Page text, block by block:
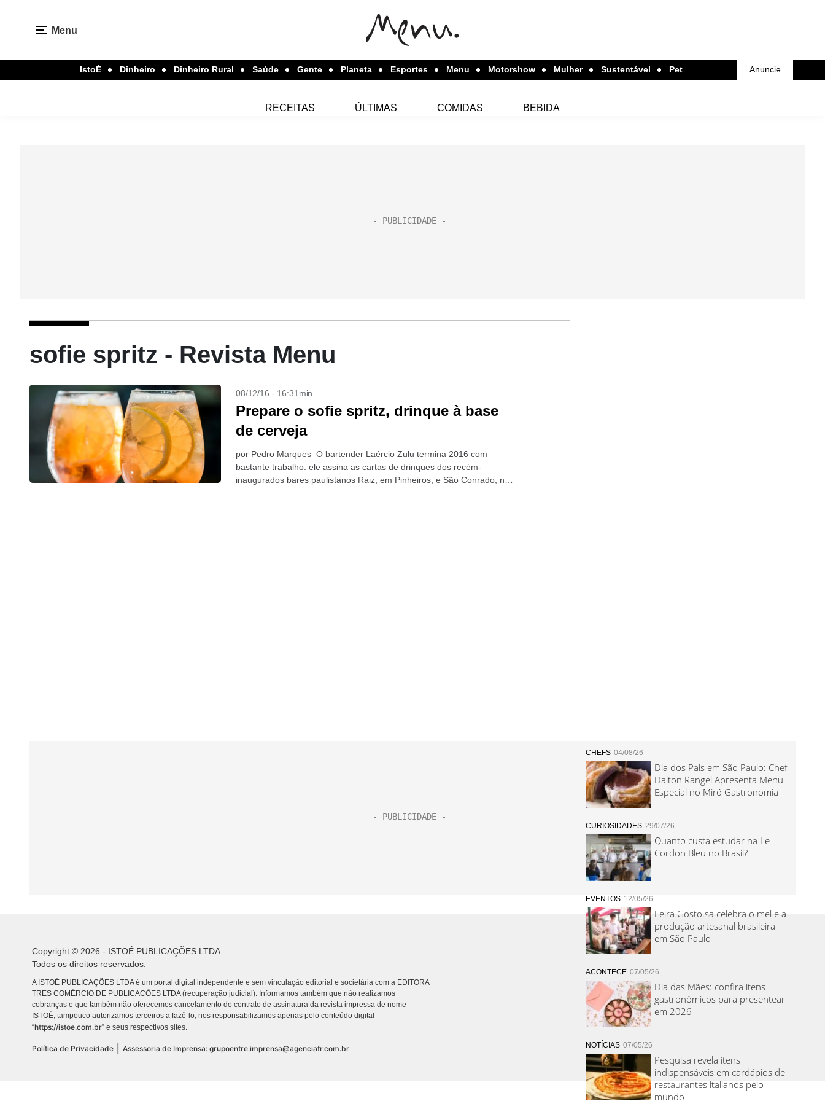
Menu
IstoÉ Dinheiro Dinheiro Rural Saúde Gente Planeta Esportes Menu Motorshow Mulher Sustentável Pet Anuncie
RECEITAS ÚLTIMAS COMIDAS BEBIDA
sofie spritz - Revista Menu
08/12/16 - 16:31min
Prepare o sofie spritz, drinque à base
de cerveja
por Pedro Marques O bartender Laércio Zulu termina 2016 com
bastante trabalho: ele assina as cartas de drinques dos recém-
inaugurados bares paulistanos Raiz, em Pinheiros, e São Conrado, na
CHEFS 04/08/26
Dia dos Pais em São Paulo: Chef
Dalton Rangel Apresenta Menu
Especial no Miró Gastronomia
CURIOSIDADES 29/07/26
Quanto custa estudar na Le
Cordon Bleu no Brasil?
EVENTOS 12/05/26
Feira Gosto.sa celebra o mel e a
produção artesanal brasileira
em São Paulo
ACONTECE 07/05/26
Dia das Mães: confira itens
gastronômicos para presentear
em 2026
NOTÍCIAS 07/05/26
Pesquisa revela itens
indispensáveis em cardápios de
restaurantes italianos pelo
mundo
Copyright © 2026 - ISTOÉ PUBLICAÇÕES LTDA
Todos os direitos reservados.
A ISTOÉ PUBLICAÇÕES LTDA é um portal digital independente e sem vinculação editorial e societária com a EDITORA
TRES COMÉRCIO DE PUBLICACÕES LTDA (recuperação judicial). Informamos também que não realizamos
cobranças e que também não oferecemos cancelamento do contrato de assinatura da revista impressa de nome
ISTOÉ, tampouco autorizamos terceiros a fazê-lo, nos responsabilizamos apenas pelo conteúdo digital
“https://istoe.com.br” e seus respectivos sites.
Política de Privacidade Assessoria de Imprensa: grupoentre.imprensa@agenciafr.com.br